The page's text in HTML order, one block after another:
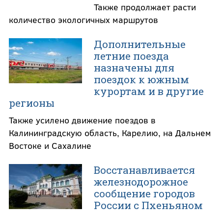
Также продолжает расти
количество экологичных маршрутов
Дополнительные
летние поезда
назначены для
поездок к южным
курортам и в другие
регионы
Также усилено движение поездов в
Калининградскую область, Карелию, на Дальнем
Востоке и Сахалине
Восстанавливается
железнодорожное
сообщение городов
России с Пхеньяном